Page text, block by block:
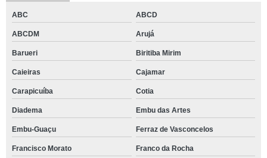
ABC ABCD
ABCDM Arujá
Barueri Biritiba Mirim
Caieiras Cajamar
Carapicuíba Cotia
Diadema Embu das Artes
Embu-Guaçu Ferraz de Vasconcelos
Francisco Morato Franco da Rocha